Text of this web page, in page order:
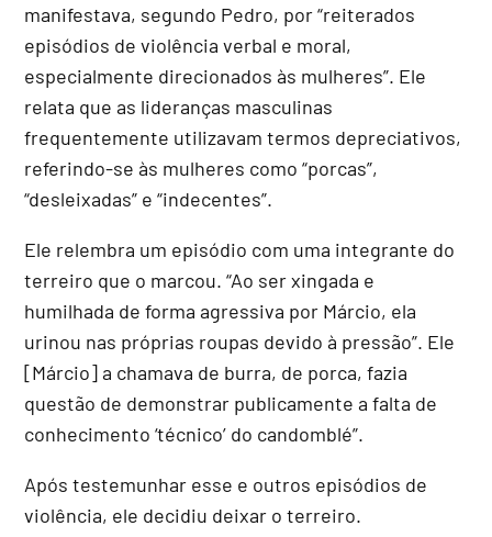
manifestava, segundo Pedro, por “reiterados
episódios de violência verbal e moral,
especialmente direcionados às mulheres”. Ele
relata que as lideranças masculinas
frequentemente utilizavam termos depreciativos,
referindo-se às mulheres como “porcas”,
“desleixadas” e “indecentes”.
Ele relembra um episódio com uma integrante do
terreiro que o marcou. “Ao ser xingada e
humilhada de forma agressiva por Márcio, ela
urinou nas próprias roupas devido à pressão”. Ele
[Márcio] a chamava de burra, de porca, fazia
questão de demonstrar publicamente a falta de
conhecimento ‘técnico’ do candomblé”.
Após testemunhar esse e outros episódios de
violência, ele decidiu deixar o terreiro.